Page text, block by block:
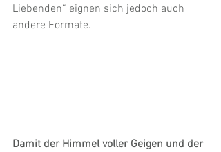
Liebenden“ eignen sich jedoch auch
andere Formate.
Damit der Himmel voller Geigen und der